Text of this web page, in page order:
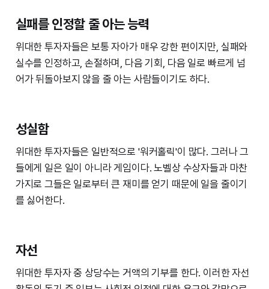
실패를 인정할 줄 아는 능력
위대한 투자자들은 보통 자아가 매우 강한 편이지만, 실패와
실수를 인정하고, 손절하며, 다음 기회, 다음 일로 빠르게 넘
어가 뒤돌아보지 않을 줄 아는 사람들이기도 하다.
성실함
위대한 투자자들은 일반적으로 '워커홀릭'이 많다. 그러나 그
들에게 일은 일이 아니라 게임이다. 노벨상 수상자들과 마찬
가지로 그들은 일로부터 큰 재미를 얻기 때문에 일을 줄이기
를 싫어한다.
자선
위대한 투자자 중 상당수는 거액의 기부를 한다. 이러한 자선